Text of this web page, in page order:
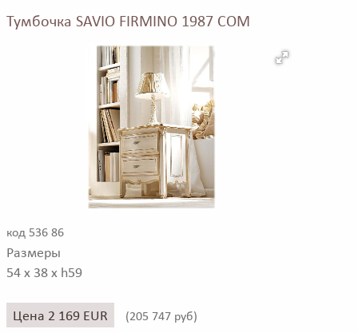
Тумбочка SAVIO FIRMINO 1987 COM
код 536 86
Размеры
54 x 38 x h59
Цена 2 169 EUR (205 747 руб)